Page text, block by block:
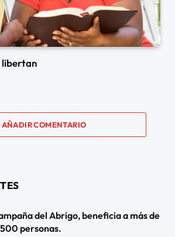
libertan
AÑADIR COMENTARIO
del Abrigo, beneficia a más de
personas.